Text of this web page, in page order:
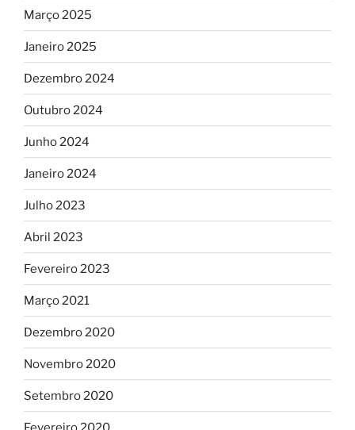
Março 2025
Janeiro 2025
Dezembro 2024
Outubro 2024
Junho 2024
Janeiro 2024
Julho 2023
Abril 2023
Fevereiro 2023
Março 2021
Dezembro 2020
Novembro 2020
Setembro 2020